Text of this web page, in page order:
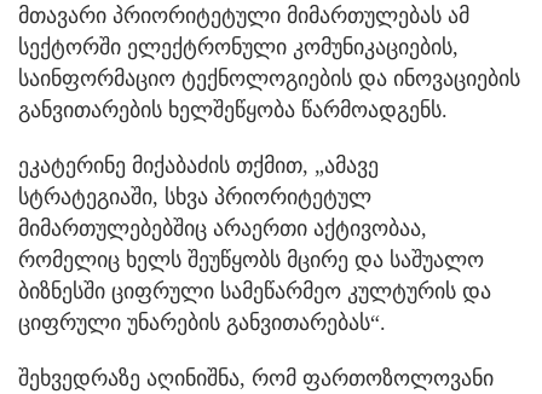
მთავარი პრიორიტეტული მიმართულებას ამ
სექტორში ელექტრონული კომუნიკაციების,
საინფორმაციო ტექნოლოგიების და ინოვაციების
განვითარების ხელშეწყობა წარმოადგენს.
ეკატერინე მიქაბაძის თქმით, „ამავე
სტრატეგიაში, სხვა პრიორიტეტულ
მიმართულებებშიც არაერთი აქტივობაა,
რომელიც ხელს შეუწყობს მცირე და საშუალო
ბიზნესში ციფრული სამეწარმეო კულტურის და
ციფრული უნარების განვითარებას“.
შეხვედრაზე აღინიშნა, რომ ფართოზოლოვანი